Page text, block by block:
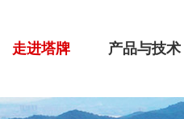
走进塔牌 产品与技术